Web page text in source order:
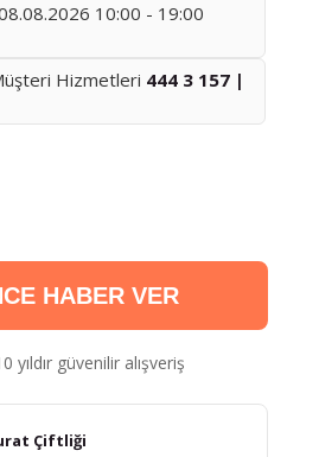
10:00 - 19:00
Hizmetleri 444 3 157 |
HABER VER
yıldır güvenilir alışveriş
Çiftliği